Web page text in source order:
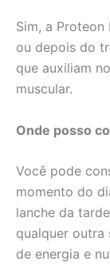
Sim, a
ou depois do
que auxiliam
muscular.
Onde posso
Você pode
momento do
lanche da
qualquer outra
de energia e